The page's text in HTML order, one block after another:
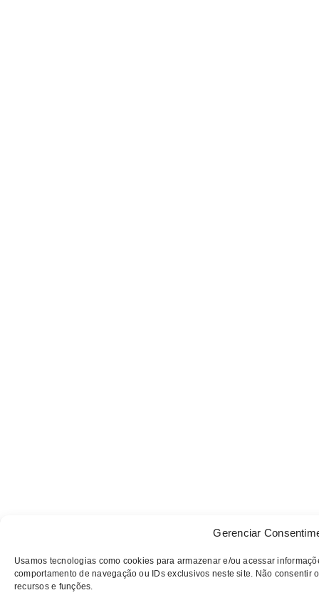
Gerenciar
Usamos tecnologias como cookies para armazenar e/ou acessar
comportamento de navegação ou IDs exclusivos neste site. Não
recursos e funções.